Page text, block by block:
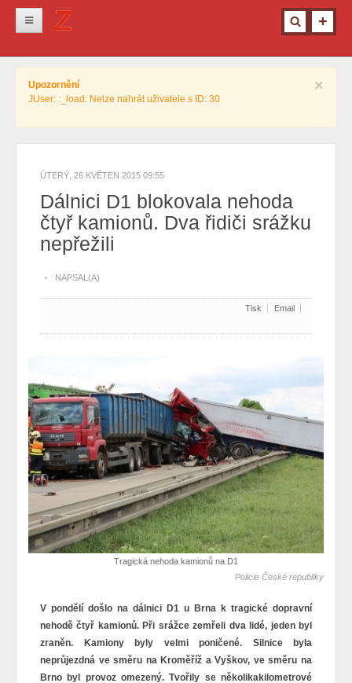
Krimi
Info z města
Pro ženy
Ostatní
×
Upozornění
JUser: :_load: Nelze nahrát uživatele s ID: 30
ÚTERÝ, 26 KVĚTEN 2015 09:55
Dálnici D1 blokovala nehoda
čtyř kamionů. Dva řidiči srážku
nepřežili
NAPSAL(A)
Tisk Email
Tragická nehoda kamionů na D1
Policie České republiky
V pondělí došlo na dálnici D1 u Brna k tragické dopravní
nehodě čtyř kamionů. Při srážce zemřeli dva lidé, jeden byl
zraněn. Kamiony byly velmi poničené. Silnice byla
neprůjezdná ve směru na Kroměříž a Vyškov, ve směru na
Brno byl provoz omezený. Tvořily se několikakilometrové